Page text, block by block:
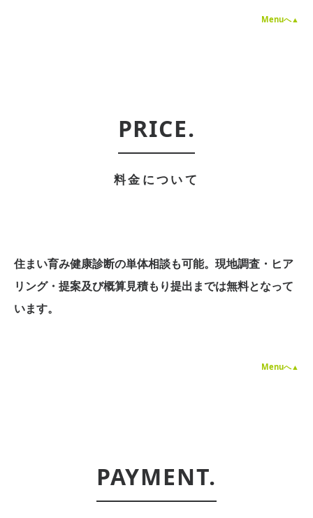
Menuへ▲
PRICE.
料金について
住まい育み健康診断の単体相談も可能。 現地調査・ヒア
リング・提案及び概算見積もり提出までは無料となって
います。
Menuへ▲
PAYMENT.